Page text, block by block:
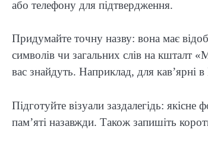
або телефону для підтвердження.
Придумайте точну назву: вона має
символів чи загальних слів на кшталт
вас знайдуть. Наприклад, для кав’ярні
Підготуйте візуали заздалегідь:
пам’яті назавжди. Також запишіть